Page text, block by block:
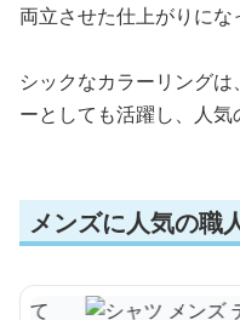
両立させた仕上がりにな
シックなカラーリング
ーとしても活躍し、人気
メンズに人気の職